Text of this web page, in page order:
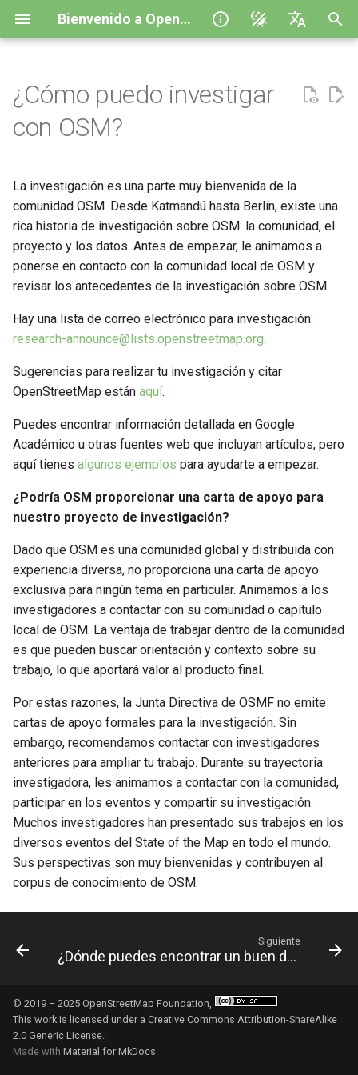
Bienvenido a OpenStreetMap
polski
i
c
l
i
z
a
n
d
o
b
q
u
e
a
¿Cuál es la historia de OSM?
¿Cómo se forman los
Capítulos Locales?
Cuéntame de los Grupos de
Trabajo de la Fundación OSM.
OpenStreetMap?
OpenStreetMap?
¿Cómo puedes donar dinero a
OpenStreetMap?
¿Cómo puedo investigar
con OSM?
La investigación es una parte muy bienvenida de la
comunidad OSM. Desde Katmandú hasta Berlín, existe una
rica historia de investigación sobre OSM: la comunidad, el
proyecto y los datos. Antes de empezar, le animamos a
ponerse en contacto con la comunidad local de OSM y
revisar los antecedentes de la investigación sobre OSM.
Hay una lista de correo electrónico para investigación:
research-announce@lists.openstreetmap.org.
Sugerencias para realizar tu investigación y citar
OpenStreetMap están aquí.
Puedes encontrar información detallada en Google
Académico u otras fuentes web que incluyan artículos, pero
aquí tienes algunos ejemplos para ayudarte a empezar.
¿Podría OSM proporcionar una carta de apoyo para
nuestro proyecto de investigación?
Dado que OSM es una comunidad global y distribuida con
experiencia diversa, no proporciona una carta de apoyo
exclusiva para ningún tema en particular. Animamos a los
investigadores a contactar con su comunidad o capítulo
local de OSM. La ventaja de trabajar dentro de la comunidad
es que pueden buscar orientación y contexto sobre su
trabajo, lo que aportará valor al producto final.
Por estas razones, la Junta Directiva de OSMF no emite
cartas de apoyo formales para la investigación. Sin
embargo, recomendamos contactar con investigadores
anteriores para ampliar tu trabajo. Durante su trayectoria
investigadora, les animamos a contactar con la comunidad,
participar en los eventos y compartir su investigación.
Muchos investigadores han presentado sus trabajos en los
diversos eventos del State of the Map en todo el mundo.
Sus perspectivas son muy bienvenidas y contribuyen al
corpus de conocimiento de OSM.
Siguiente
¿Dónde puedes encontrar un buen desarrollador o empresa para desarrollar con OSM?
© 2019 – 2025 OpenStreetMap Foundation,
This work is licensed under a Creative Commons Attribution-ShareAlike
2.0 Generic License.
Made with Material for MkDocs